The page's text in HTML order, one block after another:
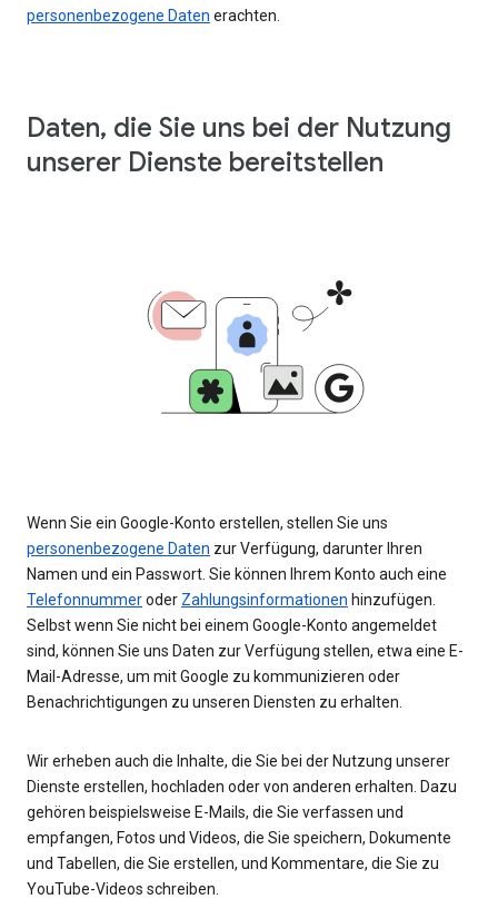
personenbezogene Daten erachten.
Daten, die Sie uns bei der Nutzung
unserer Dienste bereitstellen
Wenn Sie ein Google-Konto erstellen, stellen Sie uns
personenbezogene Daten zur Verfügung, darunter Ihren
Namen und ein Passwort. Sie können Ihrem Konto auch eine
Telefonnummeroder Zahlungsinformationen hinzufügen.
Selbst wenn Sie nicht bei einem Google-Konto angemeldet
sind, können Sie uns Daten zur Verfügung stellen, etwa eine E-
Mail-Adresse, um mit Google zu kommunizieren oder
Benachrichtigungen zu unseren Diensten zu erhalten.
Wir erheben auch die Inhalte, die Sie bei der Nutzung unserer
Dienste erstellen, hochladen oder von anderen erhalten. Dazu
gehören beispielsweise E-Mails, die Sie verfassen und
empfangen, Fotos und Videos, die Sie speichern, Dokumente
und Tabellen, die Sie erstellen, und Kommentare, die Sie zu
YouTube-Videos schreiben.